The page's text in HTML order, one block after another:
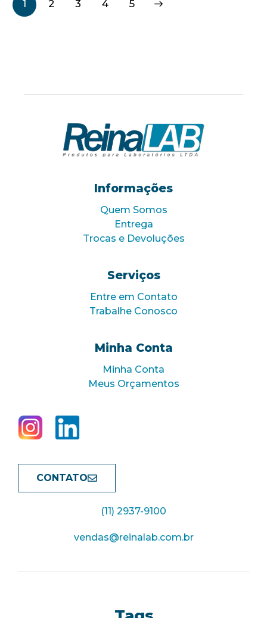
1 2 3 4 5
→
Informações
Quem Somos
Entrega
Trocas e Devoluções
Serviços
Entre em Contato
Trabalhe Conosco
Minha Conta
Minha Conta
Meus Orçamentos
CONTATO
(11) 2937-9100
vendas@reinalab.com.br